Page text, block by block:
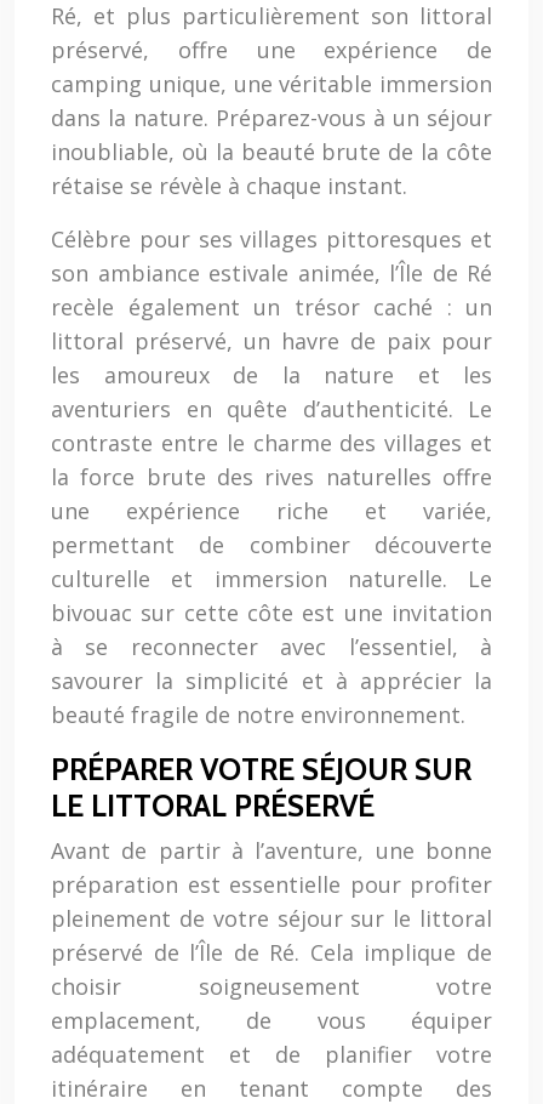
Ré, et plus particulièrement son littoral
préservé, offre une expérience de
camping unique, une véritable immersion
dans la nature. Préparez-vous à un séjour
inoubliable, où la beauté brute de la côte
rétaise se révèle à chaque instant.
Célèbre pour ses villages pittoresques et
son ambiance estivale animée, l’Île de Ré
recèle également un trésor caché : un
littoral préservé, un havre de paix pour
les amoureux de la nature et les
aventuriers en quête d’authenticité. Le
contraste entre le charme des villages et
la force brute des rives naturelles offre
une expérience riche et variée,
permettant de combiner découverte
culturelle et immersion naturelle. Le
bivouac sur cette côte est une invitation
à se reconnecter avec l’essentiel, à
savourer la simplicité et à apprécier la
beauté fragile de notre environnement.
PRÉPARER VOTRE SÉJOUR SUR
LE LITTORAL PRÉSERVÉ
Avant de partir à l’aventure, une bonne
préparation est essentielle pour profiter
pleinement de votre séjour sur le littoral
préservé de l’Île de Ré. Cela implique de
choisir soigneusement votre
emplacement, de vous équiper
adéquatement et de planifier votre
itinéraire en tenant compte des